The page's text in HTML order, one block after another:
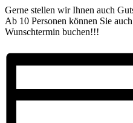
Gerne stellen wir Ihnen auch
Ab 10 Personen können Sie
Wunschtermin buchen!!!